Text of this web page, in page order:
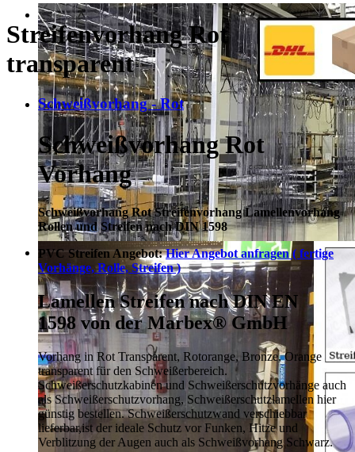
Streifenvorhang Rot
transparent
Schweißvorhang - Rot
Schweißvorhang Rot
Vorhang
Schweißvorhang Rot Streifenvorhang Lamellenvorhang
Rollen und Streifen nach DIN 1598
PVC Streifen Angebot:Hier Angebot anfragen ( fertige
Vorhänge, Rolle, Streifen )
Lamellen Streifen nach DIN EN
1598 von der Marbex® GmbH
Vorhang in Rot Transparent, Rotorange, Bronze, Orange
transparent für den Schweißerbereich.
Schweißerschutzkabinen und Schweißerschutzvorhänge auch
als Schweißerschutzvorhang, Schweißerschutzlamellen hier
günstig bestellen.Schweißerschutzwand verschiebbar
lieferbar,ist der ideale Schutz vor Funken, Hitze und
Verblitzung der Augen auch als Schweißvorhang Schwarz.